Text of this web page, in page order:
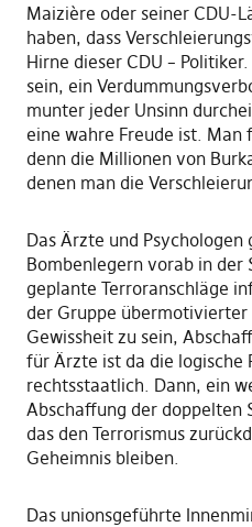
Maizière oder seiner CDU-
haben, dass
Hirne dieser CDU –
sein, ein
munter jeder Unsinn
eine wahre Freude ist.
denn die Millionen von
denen man die
Das Ärzte und
Bombenlegern vorab in der
geplante Terroranschläge
der Gruppe
Gewissheit zu sein,
für Ärzte ist da die logische
rechtsstaatlich. Dann, ein
Abschaffung der doppelten
das den Terrorismus
Geheimnis bleiben.
Das unionsgeführte